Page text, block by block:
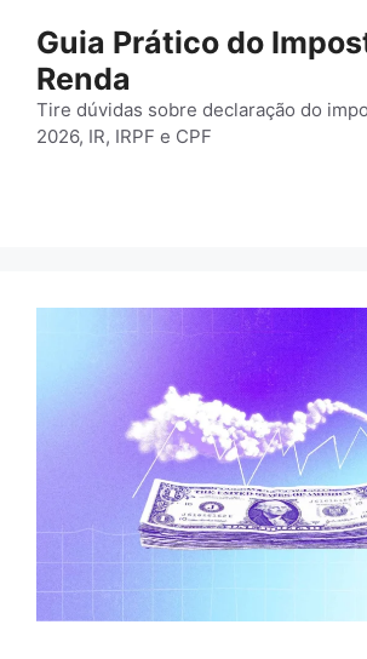
para
conteúdo
Guia Prático do
Renda
Tire dúvidas sobre declaração do
2026, IR, IRPF e CPF